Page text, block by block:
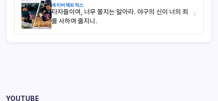
세이버메트릭스
타자들이여, 너무 쫄지는 말아라. 야구의 신이 너의 죄
를 사하여 줄지니.
›
YOUTUBE